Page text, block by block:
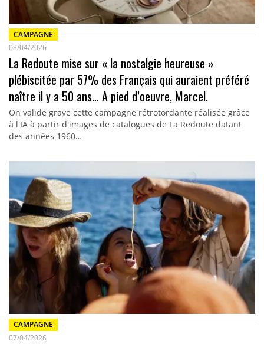
CAMPAGNE
08/04/2026
La Redoute mise sur « la nostalgie heureuse »
plébiscitée par 57% des Français qui auraient préféré
naître il y a 50 ans… A pied d’oeuvre, Marcel.
On valide grave cette campagne rétrotordante réalisée grâce
à l'IA à partir d'images de catalogues de La Redoute datant
des années 1960…
CAMPAGNE
07/04/2026